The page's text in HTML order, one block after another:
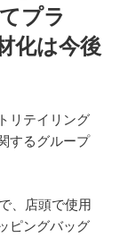
プラ
化は今後
リテイリング
するグループ
、店頭で使用
ピングバッグ